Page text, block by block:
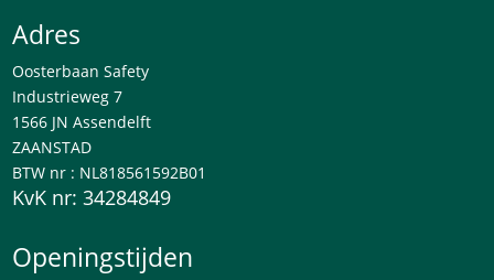
Adres
Oosterbaan Safety
Industrieweg 7
1566 JN Assendelft
ZAANSTAD
BTW nr : NL818561592B01
KvK nr: 34284849
Openingstijden